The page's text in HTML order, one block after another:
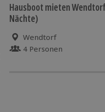
Hausboot mieten
Nächte)
Wendtorf
4 Personen